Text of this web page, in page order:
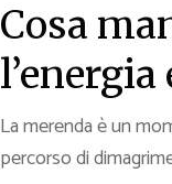
Cosa
La merenda è un
percorso di